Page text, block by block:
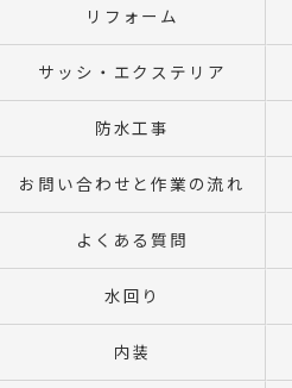
リフォーム
サッシ・エクステリア
防水工事
お問い合わせと作業の流れ
よくある質問
水回り
内装